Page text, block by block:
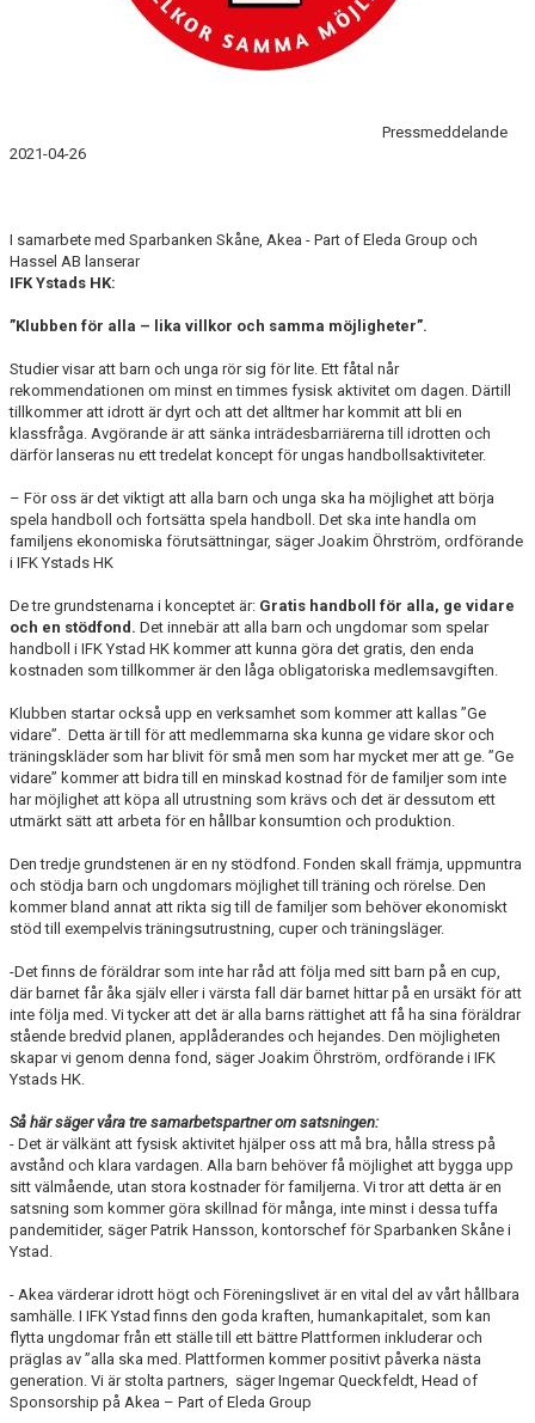
Pressmeddelande
2021-04-26
I samarbete med Sparbanken Skåne, Akea - Part of Eleda Group och
Hassel AB lanserar
IFK Ystads HK:
”Klubben för alla – lika villkor och samma möjligheter”.
Studier visar att barn och unga rör sig för lite. Ett fåtal når
rekommendationen om minst en timmes fysisk aktivitet om dagen. Därtill
tillkommer att idrott är dyrt och att det alltmer har kommit att bli en
klassfråga. Avgörande är att sänka inträdesbarriärerna till idrotten och
därför lanseras nu ett tredelat koncept för ungas handbollsaktiviteter.
– För oss är det viktigt att alla barn och unga ska ha möjlighet att börja
spela handboll och fortsätta spela handboll. Det ska inte handla om
familjens ekonomiska förutsättningar, säger Joakim Öhrström, ordförande
i IFK Ystads HK
De tre grundstenarna i konceptet är: Gratis handboll för alla, ge vidare
och en stödfond. Det innebär att alla barn och ungdomar som spelar
handboll i IFK Ystad HK kommer att kunna göra det gratis, den enda
kostnaden som tillkommer är den låga obligatoriska medlemsavgiften.
Klubben startar också upp en verksamhet som kommer att kallas ”Ge
vidare”. Detta är till för att medlemmarna ska kunna ge vidare skor och
träningskläder som har blivit för små men som har mycket mer att ge. ”Ge
vidare” kommer att bidra till en minskad kostnad för de familjer som inte
har möjlighet att köpa all utrustning som krävs och det är dessutom ett
utmärkt sätt att arbeta för en hållbar konsumtion och produktion.
Den tredje grundstenen är en ny stödfond. Fonden skall främja, uppmuntra
och stödja barn och ungdomars möjlighet till träning och rörelse. Den
kommer bland annat att rikta sig till de familjer som behöver ekonomiskt
stöd till exempelvis träningsutrustning, cuper och träningsläger.
-Det finns de föräldrar som inte har råd att följa med sitt barn på en cup,
där barnet får åka själv eller i värsta fall där barnet hittar på en ursäkt för att
inte följa med. Vi tycker att det är alla barns rättighet att få ha sina föräldrar
stående bredvid planen, applåderandes och hejandes. Den möjligheten
skapar vi genom denna fond, säger Joakim Öhrström, ordförande i IFK
Ystads HK.
Så här säger våra tre samarbetspartner om satsningen:
- Det är välkänt att fysisk aktivitet hjälper oss att må bra, hålla stress på
avstånd och klara vardagen. Alla barn behöver få möjlighet att bygga upp
sitt välmående, utan stora kostnader för familjerna. Vi tror att detta är en
satsning som kommer göra skillnad för många, inte minst i dessa tuffa
pandemitider, säger Patrik Hansson, kontorschef för Sparbanken Skåne i
Ystad.
- Akea värderar idrott högt och Föreningslivet är en vital del av vårt hållbara
samhälle. I IFK Ystad finns den goda kraften, humankapitalet, som kan
flytta ungdomar från ett ställe till ett bättre Plattformen inkluderar och
präglas av ”alla ska med. Plattformen kommer positivt påverka nästa
generation. Vi är stolta partners, säger Ingemar Queckfeldt, Head of
Sponsorship på Akea – Part of Eleda Group